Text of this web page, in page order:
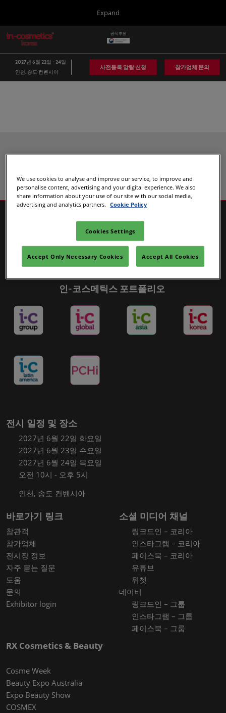
바
가
close
menu.
Expand
in-cosmetics Group
Global
Asia
글
로
벌
네
비
게
공식후원
2027년 6월 22일 - 24일
인천, 송도 컨벤시아
사전등록 알람 신청 참가업체 문의
추천 참가업체
인-코스메틱스 포트폴리오
전시 일정 및 장소
2027년 6월 22일 화요일
2027년 6월 23일 수요일
2027년 6월 24일 목요일
오전 10시 - 오후 5시
인천, 송도 컨벤시아
바로가기 링크
참관객
참가업체
전시장 정보
자주 묻는 질문
도움
문의
Exhibitor login
소셜 미디어 채널
링크드인 – 코리아
인스타그램 – 코리아
페이스북 – 코리아
유튜브
위쳇
네이버
링크드인 – 그룹
인스타그램 – 그룹
페이스북 – 그룹
RX Cosmetics & Beauty
Cosme Week
Beauty Expo Australia
Expo Beauty Show
COSMEX
We use cookies to analyse and improve our service, to improve and
personalise content, advertising and your digital experience. We also
share information about your use of our site with our social media,
advertising and analytics partners.
Cookie Policy
Cookies Settings
Accept Only Necessary Cookies Accept All Cookies